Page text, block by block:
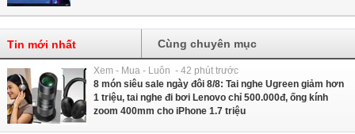
Tin mới nhất Cùng chuyên mục
Xem - Mua - Luôn - 42 phút trước
8 món siêu sale ngày đôi 8/8: Tai nghe Ugreen giảm hơn
1 triệu, tai nghe đi bơi Lenovo chỉ 500.000đ, ống kính
zoom 400mm cho iPhone 1.7 triệu